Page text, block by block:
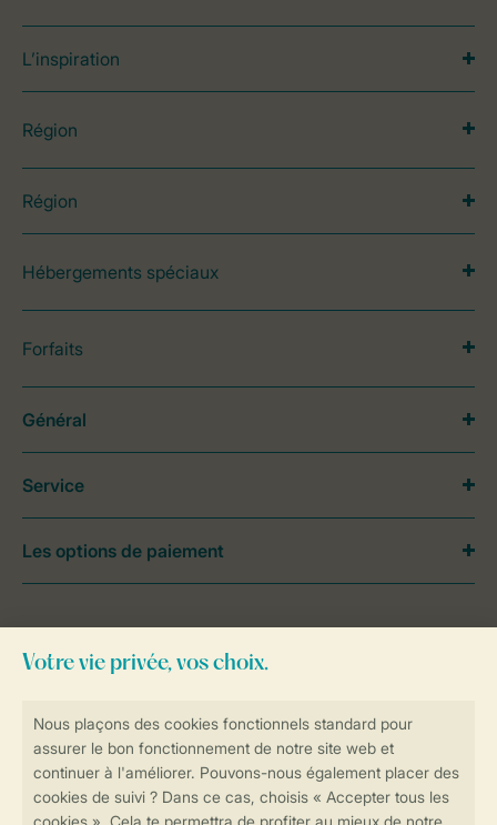
L’inspiration
Région
Région
Hébergements spéciaux
Forfaits
contactez notreContact Center.
Général
Service
Les options de paiement